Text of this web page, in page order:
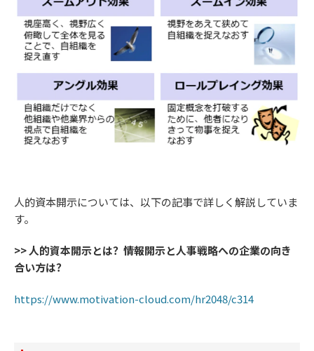
人的資本開示については、以下の記事で詳しく解説していま
す。
>> 人的資本開示とは？情報開示と人事戦略への企業の向き
合い方は？
https://www.motivation-cloud.com/hr2048/c314